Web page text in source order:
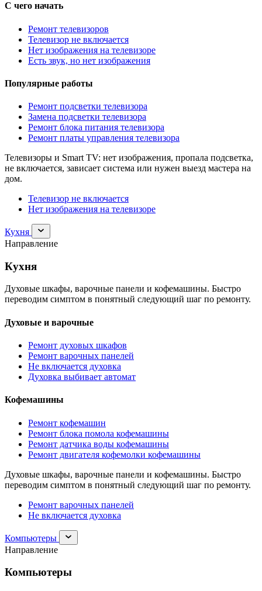
С чего начать
Ремонт телевизоров
Телевизор не включается
Нет изображения на телевизоре
Есть звук, но нет изображения
Популярные работы
Ремонт подсветки телевизора
Замена подсветки телевизора
Ремонт блока питания телевизора
Ремонт платы управления телевизора
Телевизоры и Smart TV: нет изображения, пропала подсветка,
не включается, зависает система или нужен выезд мастера на
дом.
Телевизор не включается
Нет изображения на телевизоре
Кухня
Раскрыть
раздел
Кухня
Направление
Кухня
Духовые шкафы, варочные панели и кофемашины. Быстро
переводим симптом в понятный следующий шаг по ремонту.
Духовые и варочные
Ремонт духовых шкафов
Ремонт варочных панелей
Не включается духовка
Духовка выбивает автомат
Кофемашины
Ремонт кофемашин
Ремонт блока помола кофемашины
Ремонт датчика воды кофемашины
Ремонт двигателя кофемолки кофемашины
Духовые шкафы, варочные панели и кофемашины. Быстро
переводим симптом в понятный следующий шаг по ремонту.
Ремонт варочных панелей
Не включается духовка
Компьютеры
Раскрыть
раздел
Направление
Компьютеры